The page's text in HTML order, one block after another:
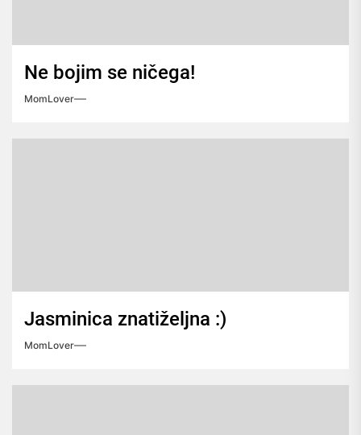
Ne bojim se ničega!
MomLover
Jasminica znatiželjna :)
MomLover